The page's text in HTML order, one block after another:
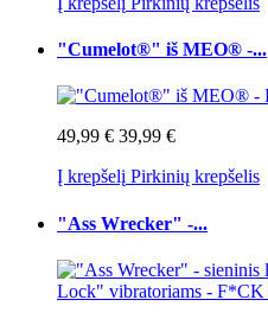
"Cumelot®" iš MEO® -...
49,99 € 39,99 €
Į krepšelį Pirkinių krepšelis
"Ass Wrecker" -...